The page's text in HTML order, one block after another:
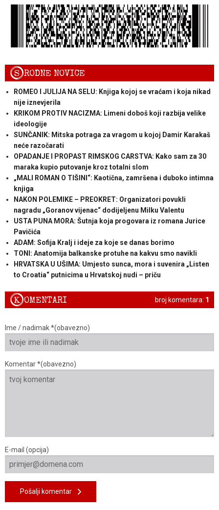
SRODNE NOVICE
ROMEO I JULIJA NA SELU: Knjiga kojoj se vraćam i koja nikad
nije iznevjerila
KRIKOM PROTIV NACIZMA: Limeni doboš koji razbija velike
ideologije
SUNČANIK: Mitska potraga za vragom u kojoj Damir Karakaš
neće razočarati
OPADANJE I PROPAST RIMSKOG CARSTVA: Kako sam za 30
maraka kupio putovanje kroz totalni slom
„MALI ROMAN O TIŠINI“: Kaotična, zamršena i duboko intimna
knjiga
NAKON POLEMIKE – PREOKRET: Organizatori povukli
nagradu „Goranov vijenac“ dodijeljenu Milku Valentu
USTA PUNA MORA: Šutnja koja progovara iz romana Jurice
Pavičića
ADAM: Sofija Kralj i ideje za koje se danas borimo
TONI: Anatomija balkanske protuhe na kakvu smo navikli
HRVATSKA U UŠIMA: Umjesto sunca, mora i suvenira „Listen
to Croatia“ putnicima u Hrvatskoj nudi – priču
broj komentara: 1
KOMENTARI
Ime / nadimak *(obavezno)
Komentar *(obavezno)
E-mail (opcija)
Pošalji komentar